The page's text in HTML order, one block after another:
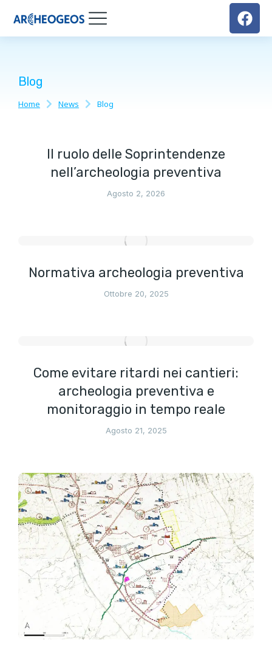
Blog
Tu sei qui:
Home News Blog
Il ruolo delle Soprintendenze
nell’archeologia preventiva
Agosto 2, 2026
Normativa archeologia preventiva
Ottobre 20, 2025
Come evitare ritardi nei cantieri:
archeologia preventiva e
monitoraggio in tempo reale
Agosto 21, 2025